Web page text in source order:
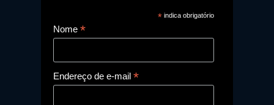
* indica obrigatório
Nome *
Endereço de e-mail *